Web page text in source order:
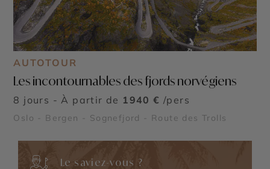
AUTOTOUR
Les incontournables des fjords norvégiens
8 jours - À partir de 1940 € /pers
Oslo - Bergen - Sognefjord - Route des Trolls
Le saviez-vous ?